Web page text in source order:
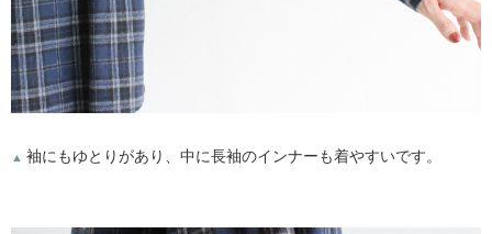
▲ 袖にもゆとりがあり、中に長袖のインナーも着やすいです。